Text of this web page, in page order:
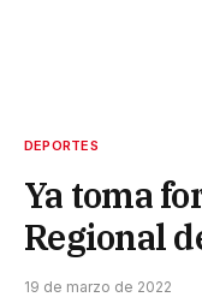
DEPORTES
Ya toma
Regional
19 de marzo de 2022